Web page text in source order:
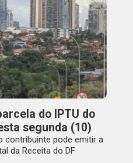
do IPTU do
segunda (10)
contribuinte pode emitir a
da Receita do DF